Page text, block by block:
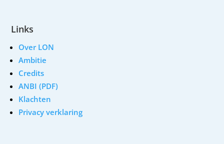
Links
Over LON
Ambitie
Credits
ANBI (PDF)
Klachten
Privacy verklaring